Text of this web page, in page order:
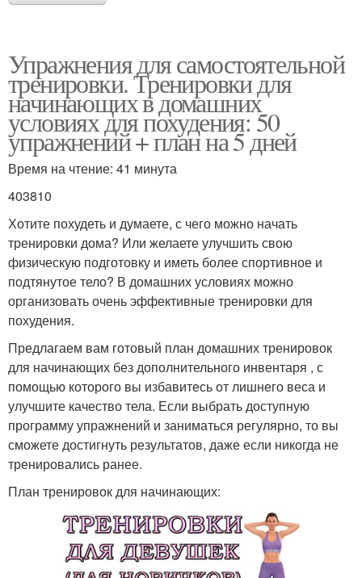
Упражнения для самостоятельной
тренировки. Тренировки для
начинающих в домашних
условиях для похудения: 50
упражнений + план на 5 дней
Время на чтение: 41 минута
403810
Хотите похудеть и думаете, с чего можно начать
тренировки дома? Или желаете улучшить свою
физическую подготовку и иметь более спортивное и
подтянутое тело? В домашних условиях можно
организовать очень эффективные тренировки для
похудения.
Предлагаем вам готовый план домашних тренировок
для начинающих без дополнительного инвентаря , с
помощью которого вы избавитесь от лишнего веса и
улучшите качество тела. Если выбрать доступную
программу упражнений и заниматься регулярно, то вы
сможете достигнуть результатов, даже если никогда не
тренировались ранее.
План тренировок для начинающих: